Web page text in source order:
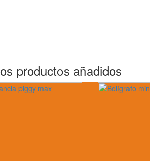
productos añadidos